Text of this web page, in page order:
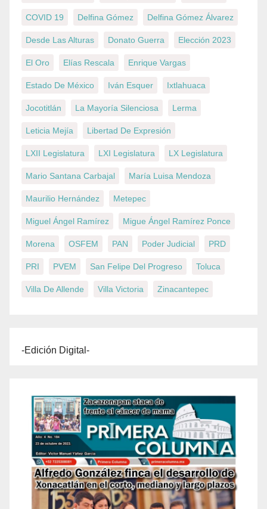
COVID 19 Delfina Gómez Delfina Gómez Álvarez
Desde Las Alturas Donato Guerra Elección 2023
El Oro Elías Rescala Enrique Vargas
Estado De México Iván Esquer Ixtlahuaca
Jocotitlán La Mayoría Silenciosa Lerma
Leticia Mejía Libertad De Expresión
LXII Legislatura LXI Legislatura LX Legislatura
Mario Santana Carbajal María Luisa Mendoza
Maurilio Hernández Metepec
Miguel Ángel Ramírez Migue Ángel Ramírez Ponce
Morena OSFEM PAN Poder Judicial PRD
PRI PVEM San Felipe Del Progreso Toluca
Villa De Allende Villa Victoria Zinacantepec
-Edición Digital-